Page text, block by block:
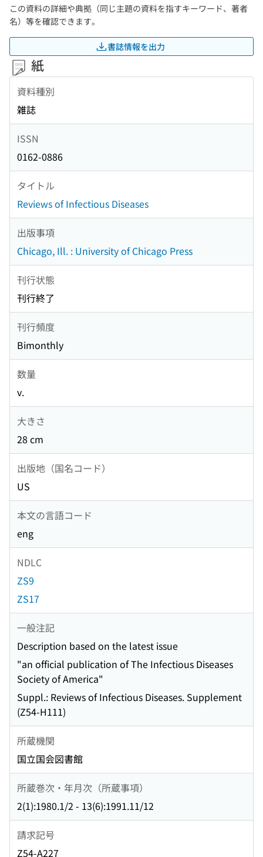
この資料の詳細や典拠（同じ主題の資料を指すキーワード、著者
名）等を確認できます。
書誌情報を出力
紙
資料種別
雑誌
ISSN
0162-0886
タイトル
Reviews of Infectious Diseases
出版事項
Chicago, Ill. : University of Chicago Press
刊行状態
刊行終了
刊行頻度
Bimonthly
数量
v.
大きさ
28 cm
出版地（国名コード）
US
本文の言語コード
eng
NDLC
ZS9
ZS17
一般注記
Description based on the latest issue
"an official publication of The Infectious Diseases
Society of America"
Suppl.: Reviews of Infectious Diseases. Supplement
(Z54-H111)
所蔵機関
国立国会図書館
所蔵巻次・年月次（所蔵事項）
2(1):1980.1/2 - 13(6):1991.11/12
請求記号
Z54-A227